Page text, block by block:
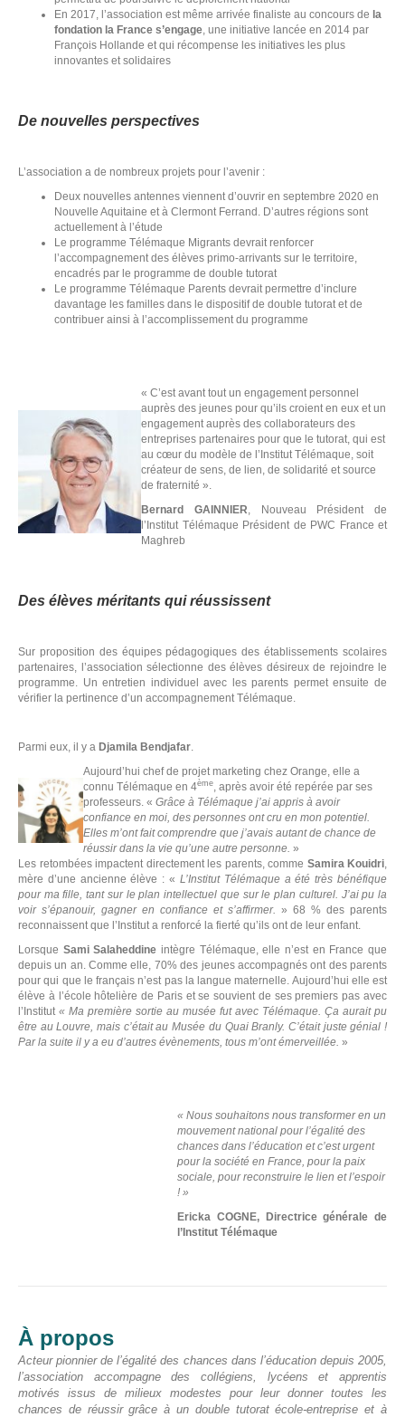
En 2017, l’association est même arrivée finaliste au concours de la
fondation la France s’engage , une initiative lancée en 2014 par
François Hollande et qui récompense les initiatives les plus
innovantes et solidaires
De nouvelles perspectives
L’association a de nombreux projets pour l’avenir :
Deux nouvelles antennes viennent d’ouvrir en septembre 2020 en
Nouvelle Aquitaine et à Clermont Ferrand. D’autres régions sont
actuellement à l’étude
Le programme Télémaque Migrants devrait renforcer
l’accompagnement des élèves primo-arrivants sur le territoire,
encadrés par le programme de double tutorat
Le programme Télémaque Parents devrait permettre d’inclure
davantage les familles dans le dispositif de double tutorat et de
contribuer ainsi à l’accomplissement du programme
« C’est avant tout un engagement personnel
auprès des jeunes pour qu’ils croient en eux et un
engagement auprès des collaborateurs des
entreprises partenaires pour que le tutorat, qui est
au cœur du modèle de l’Institut Télémaque, soit
créateur de sens, de lien, de solidarité et source
de fraternité ».
Bernard GAINNIER , Nouveau Président de
l’Institut Télémaque Président de PWC France et
Maghreb
Des élèves méritants qui réussissent
Sur proposition des équipes pédagogiques des établissements scolaires
partenaires, l’association sélectionne des élèves désireux de rejoindre le
programme. Un entretien individuel avec les parents permet ensuite de
vérifier la pertinence d’un accompagnement Télémaque.
Parmi eux, il y a Djamila Bendjafar
Aujourd’hui chef de projet marketing chez Orange, elle a
connu Télémaque en 4ème , après avoir été repérée par ses
professeurs. « Grâce à Télémaque j’ai appris à avoir
confiance en moi, des personnes ont cru en mon potentiel.
Elles m’ont fait comprendre que j’avais autant de chance de
réussir dans la vie qu’une autre personne. »
Les retombées impactent directement les parents, comme Samira Kouidri
mère d’une ancienne élève : « L’Institut Télémaque a été très bénéfique
pour ma fille, tant sur le plan intellectuel que sur le plan culturel. J’ai pu la
voir s’épanouir, gagner en confiance et s’affirmer. » 68 % des parents
reconnaissent que l’Institut a renforcé la fierté qu’ils ont de leur enfant.
Lorsque Sami Salaheddine intègre Télémaque, elle n’est en France que
depuis un an. Comme elle, 70% des jeunes accompagnés ont des parents
pour qui que le français n’est pas la langue maternelle. Aujourd’hui elle est
élève à l’école hôtelière de Paris et se souvient de ses premiers pas avec
l’Institut « Ma première sortie au musée fut avec Télémaque. Ça aurait pu
être au Louvre, mais c’était au Musée du Quai Branly. C’était juste génial !
Par la suite il y a eu d’autres évènements, tous m’ont émerveillée. »
« Nous souhaitons nous transformer en un
mouvement national pour l’égalité des
chances dans l’éducation et c’est urgent
pour la société en France, pour la paix
sociale, pour reconstruire le lien et l’espoir
! »
Ericka COGNE, Directrice générale de
l’Institut Télémaque
À propos
Acteur pionnier de l’égalité des chances dans l’éducation depuis 2005,
l’association accompagne des collégiens, lycéens et apprentis
motivés issus de milieux modestes pour leur donner toutes les
chances de réussir grâce à un double tutorat école-entreprise et à